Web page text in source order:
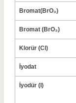
Bromat(BrO₃)
Bromat (BrO₃)
Klorür (Cl)
İyodat
İyodür (I)